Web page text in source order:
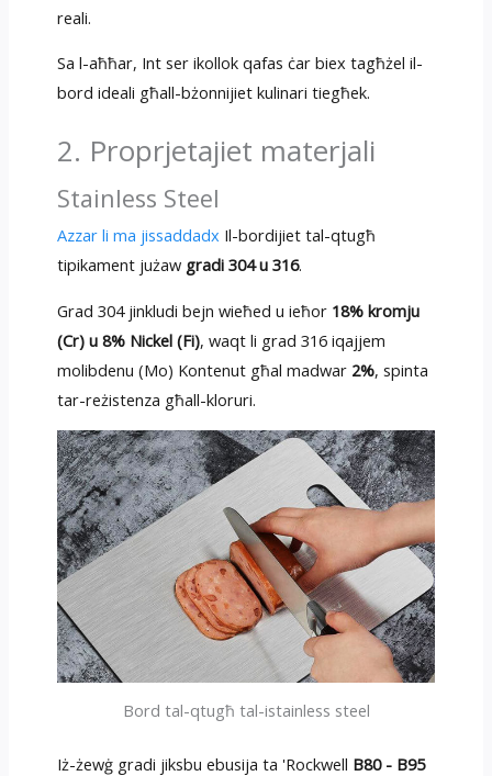
reali.
Sa l-aħħar, Int ser ikollok qafas ċar biex tagħżel il-
bord ideali għall-bżonnijiet kulinari tiegħek.
2. Proprjetajiet materjali
Stainless Steel
Azzar li ma jissaddadx Il-bordijiet tal-qtugħ
tipikament jużaw gradi 304 u 316.
Grad 304 jinkludi bejn wieħed u ieħor 18% kromju
(Cr) u 8% Nickel (Fi), waqt li grad 316 iqajjem
molibdenu (Mo) Kontenut għal madwar 2%, spinta
tar-reżistenza għall-kloruri.
Bord tal-qtugħ tal-istainless steel
Iż-żewġ gradi jiksbu ebusija ta 'Rockwell B80 - B95